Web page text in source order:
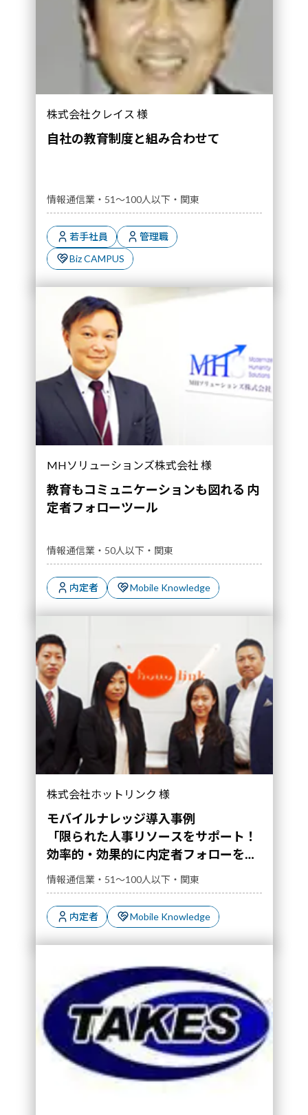
株式会社クレイス 様
自社の教育制度と組み合わせて
情報通信業・51～100人以下・関東
若手社員
管理職
Biz CAMPUS
MHソリューションズ株式会社 様
教育もコミュニケーションも図れる 内
定者フォローツール
情報通信業・50人以下・関東
内定者 Mobile Knowledge
効果的に内定者フォローを実現」｜導入事例">
株式会社ホットリンク 様
モバイルナレッジ導入事例
「限られた人事リソースをサポート！
効率的・効果的に内定者フォローを実
現」
情報通信業・51～100人以下・関東
内定者 Mobile Knowledge